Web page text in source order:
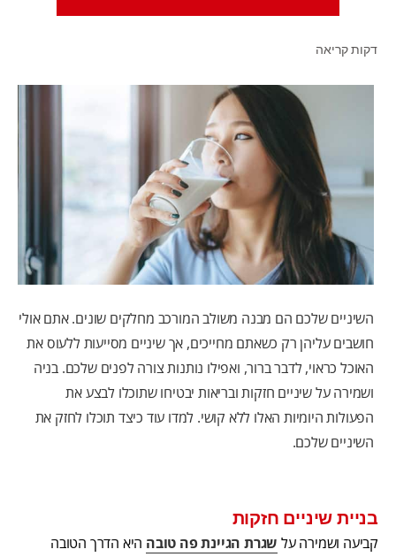
דקות קריאה
השיניים שלכם הם מבנה משולב המורכב מחלקים שונים. אתם אולי
חושבים עליהן רק כשאתם מחייכים, אך שיניים מסייעות ללעוס את
האוכל כראוי, לדבר ברור, ואפילו נותנות צורה לפנים שלכם. בניה
ושמירה על שיניים חזקות ובריאות יבטיחו שתוכלו לבצע את
הפעולות היומיות האלו ללא קושי. למדו עוד כיצד תוכלו לחזק את
השיניים שלכם.
בניית שיניים חזקות
קביעה ושמירה על שגרת הגיינת פה טובה היא הדרך הטובה